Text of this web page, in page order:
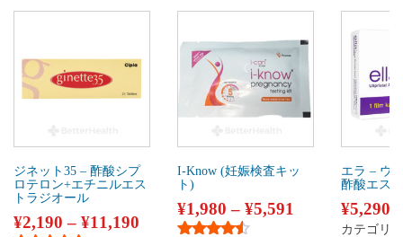
ジネット35 – 酢酸シプ
ロテロン+エチニルエス
トラジオール
¥2,190 – ¥11,190
I-Know (妊娠検査キッ
ト)
¥1,980 – ¥5,591
エラ – ウ
酢酸エス
¥5,290
カテゴリ